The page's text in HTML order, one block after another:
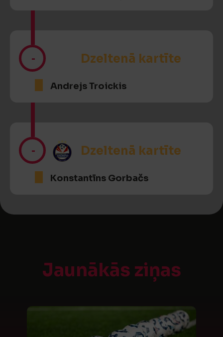
- Dzeltenā kartīte
Andrejs Troickis
- Dzeltenā kartīte
Konstantīns Gorbačs
Jaunākās ziņas